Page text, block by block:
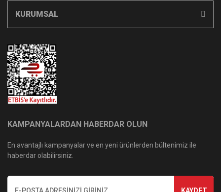
KURUMSAL
KAMPANYALARDAN HABERDAR OLUN
En avantajlı kampanyalar ve en yeni ürünlerden bültenimiz ile
haberdar olabilirsiniz.
KAYDET